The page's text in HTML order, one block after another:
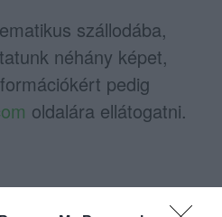
szállodába,
néhány képet,
pedig
oldalára ellátogatni.